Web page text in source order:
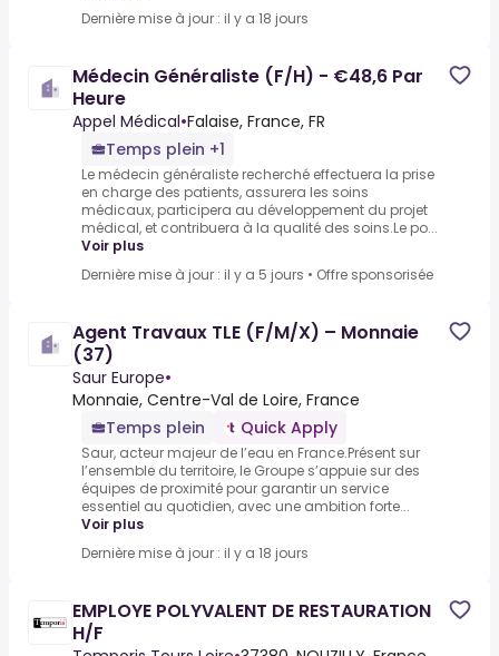
Dernière mise à jour : il y a 18 jours
Médecin Généraliste (F/H) - €48,6 Par
Heure
Appel Médical•Falaise, France, FR
Temps plein +1
Le médecin généraliste recherché effectuera la prise
en charge des patients, assurera les soins
médicaux, participera au développement du projet
médical, et contribuera à la qualité des soins.Le po...
Voir plus
Dernière mise à jour : il y a 5 jours • Offre sponsorisée
Agent Travaux TLE (F/M/X) – Monnaie
(37)
Saur Europe•
Monnaie, Centre-Val de Loire, France
Temps plein
Quick Apply
Saur, acteur majeur de l’eau en France.Présent sur
l’ensemble du territoire, le Groupe s’appuie sur des
équipes de proximité pour garantir un service
essentiel au quotidien, avec une ambition forte...
Voir plus
Dernière mise à jour : il y a 18 jours
EMPLOYE POLYVALENT DE RESTAURATION
H/F